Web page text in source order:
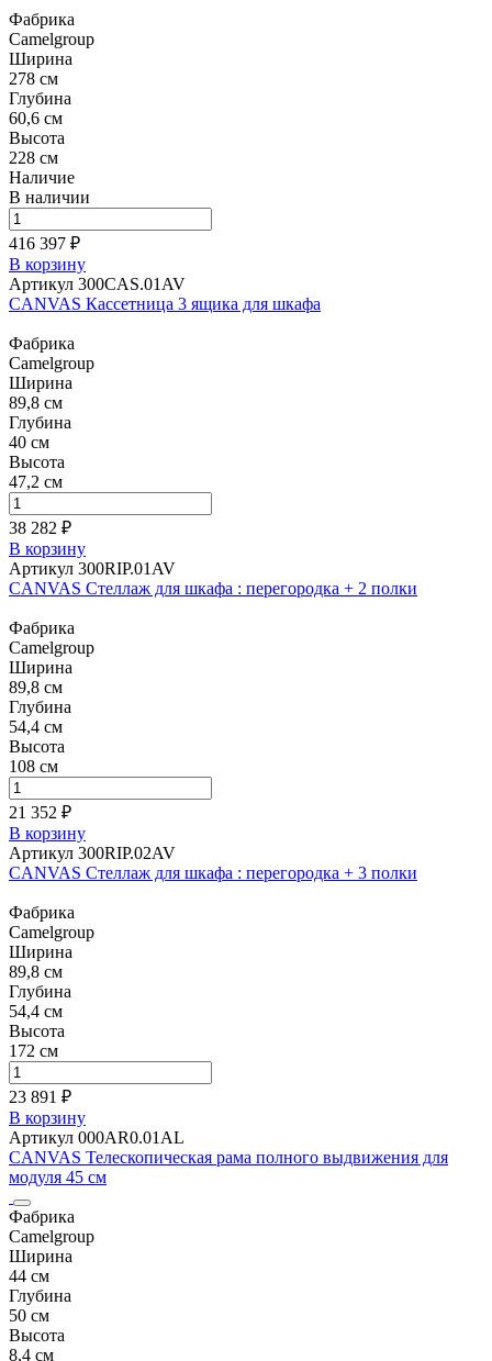
Фабрика
Camelgroup
Ширина
278 см
Глубина
60,6 см
Высота
228 см
Наличие
В наличии
416 397 ₽
В корзину
Артикул 300CAS.01AV
CANVAS Кассетница 3 ящика для шкафа
Фабрика
Camelgroup
Ширина
89,8 см
Глубина
40 см
Высота
47,2 см
38 282 ₽
В корзину
Артикул 300RIP.01AV
CANVAS Стеллаж для шкафа : перегородка + 2 полки
Фабрика
Camelgroup
Ширина
89,8 см
Глубина
54,4 см
Высота
108 см
21 352 ₽
В корзину
Артикул 300RIP.02AV
CANVAS Стеллаж для шкафа : перегородка + 3 полки
Фабрика
Camelgroup
Ширина
89,8 см
Глубина
54,4 см
Высота
172 см
23 891 ₽
В корзину
Артикул 000AR0.01AL
CANVAS Телескопическая рама полного выдвижения для
модуля 45 см
Фабрика
Camelgroup
Ширина
44 см
Глубина
50 см
Высота
8,4 см